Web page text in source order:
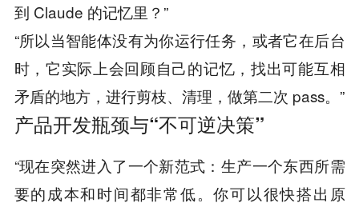
到 Claude 的记忆里？”
“所以当智能体没有为你运行任务，或者它在后台
时，它实际上会回顾自己的记忆，找出可能互相
矛盾的地方，进行剪枝、清理，做第二次 pass。”
产品开发瓶颈与“不可逆决策”
“现在突然进入了一个新范式：生产一个东西所需
要的成本和时间都非常低。你可以很快搭出原